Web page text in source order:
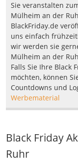
Sie veranstalten
Mülheim an der
BlackFriday.de
uns einfach
wir werden sie
Mülheim an der
Falls Sie Ihre Black
möchten, können
Countdowns und
Werbematerial
Black Friday
Ruhr